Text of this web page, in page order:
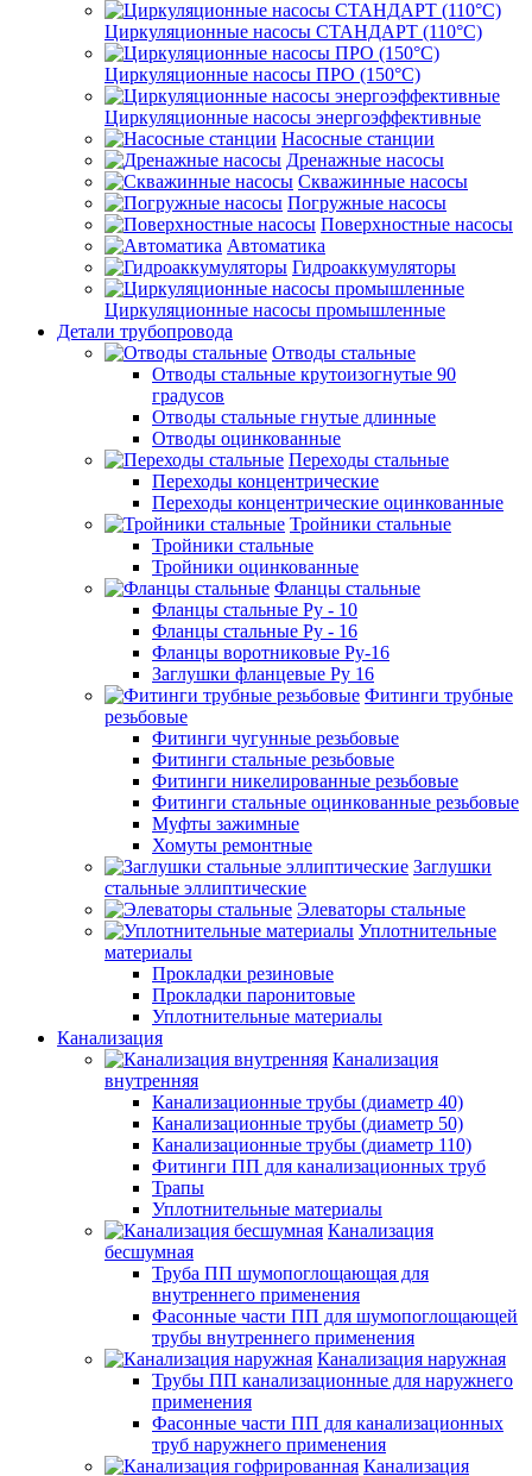
Циркуляционные насосы СТАНДАРТ (110°C)
Циркуляционные насосы ПРО (150°C)
Циркуляционные насосы энергоэффективные
Насосные станции
Дренажные насосы
Скважинные насосы
Погружные насосы
Поверхностные насосы
Автоматика
Гидроаккумуляторы
Циркуляционные насосы промышленные
Детали трубопровода
Отводы стальные
Отводы стальные крутоизогнутые 90
градусов
Отводы стальные гнутые длинные
Отводы оцинкованные
Переходы стальные
Переходы концентрические
Переходы концентрические оцинкованные
Тройники стальные
Тройники стальные
Тройники оцинкованные
Фланцы стальные
Фланцы стальные Ру - 10
Фланцы стальные Ру - 16
Фланцы воротниковые Ру-16
Заглушки фланцевые Ру 16
Фитинги трубные
резьбовые
Фитинги чугунные резьбовые
Фитинги стальные резьбовые
Фитинги никелированные резьбовые
Фитинги стальные оцинкованные резьбовые
Муфты зажимные
Хомуты ремонтные
Заглушки
стальные эллиптические
Элеваторы стальные
Уплотнительные
материалы
Прокладки резиновые
Прокладки паронитовые
Уплотнительные материалы
Канализация
Канализация
внутренняя
Канализационные трубы (диаметр 40)
Канализационные трубы (диаметр 50)
Канализационные трубы (диаметр 110)
Фитинги ПП для канализационных труб
Трапы
Уплотнительные материалы
Канализация
бесшумная
Труба ПП шумопоглощающая для
внутреннего применения
Фасонные части ПП для шумопоглощающей
трубы внутреннего применения
Канализация наружная
Трубы ПП канализационные для наружнего
применения
Фасонные части ПП для канализационных
труб наружнего применения
Канализация